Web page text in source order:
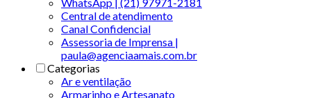
Central de atendimento
Canal Confidencial
Assessoria de Imprensa |
paula@agenciaamais.com.br
Categorias
Ar e ventilação
Armarinho e Artesanato